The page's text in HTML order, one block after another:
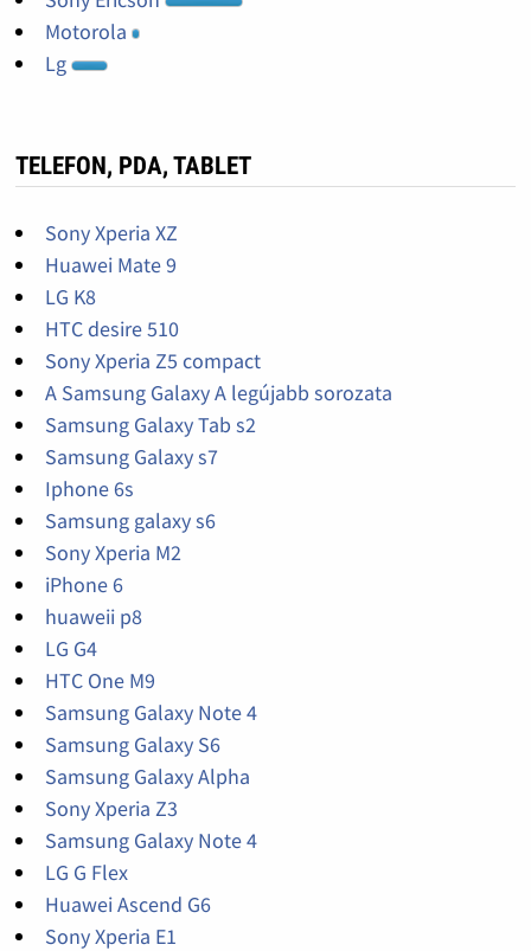
Motorola
Lg
TELEFON, PDA, TABLET
Sony Xperia XZ
Huawei Mate 9
LG K8
HTC desire 510
Sony Xperia Z5 compact
A Samsung Galaxy A legújabb sorozata
Samsung Galaxy Tab s2
Samsung Galaxy s7
Iphone 6s
Samsung galaxy s6
Sony Xperia M2
iPhone 6
huaweii p8
LG G4
HTC One M9
Samsung Galaxy Note 4
Samsung Galaxy S6
Samsung Galaxy Alpha
Sony Xperia Z3
Samsung Galaxy Note 4
LG G Flex
Huawei Ascend G6
Sony Xperia E1